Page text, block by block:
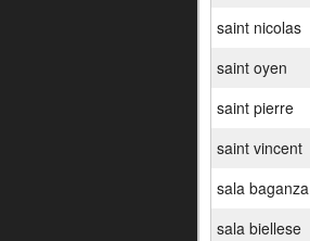
saint nicolas
saint oyen
saint pierre
saint vincent
sala baganza
sala biellese